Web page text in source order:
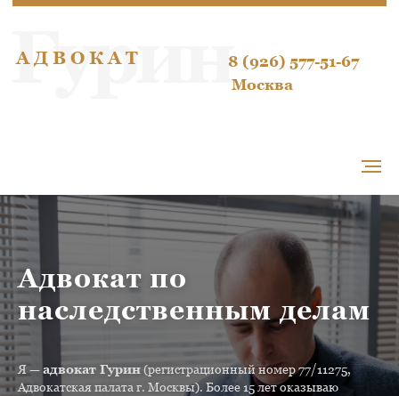
Гурин
Адвокат по
наследственным делам
Я —адвокат Гурин(регистрационный номер 77/11275,
Адвокатская палата г. Москвы). Более 15 лет оказываю